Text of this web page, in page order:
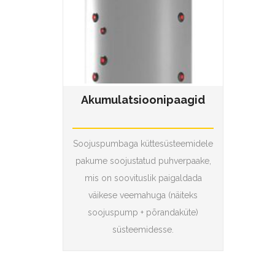
Akumulatsioonipaagid
Soojuspumbaga küttesüsteemidele
pakume soojustatud puhverpaake,
mis on soovituslik paigaldada
väikese veemahuga (näiteks
soojuspump + põrandaküte)
süsteemidesse.